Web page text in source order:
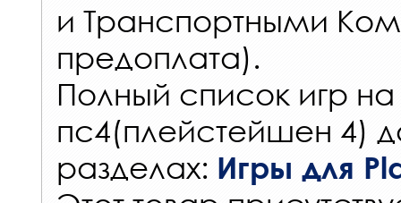
и Транспортными
предоплата).
Полный список игр на
пс4(плейстейшен 4)
разделах: Игры для